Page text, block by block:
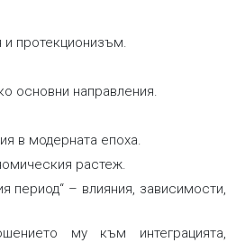
и протекционизъм.
основни направления.
в модерната епоха.
растеж.
период“ – влияния, зависимости,
му към интеграцията,